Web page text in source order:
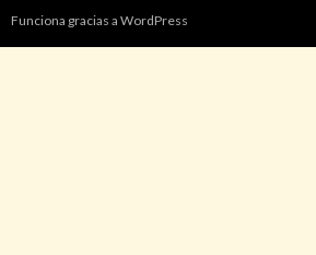
Funciona gracias a WordPress